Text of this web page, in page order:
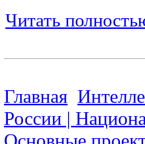
Читать
Главная
России |